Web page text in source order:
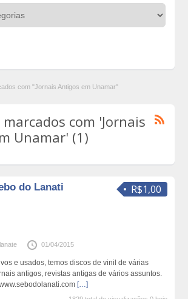
com "Jornais Antigos em Unamar"
com 'Jornais
Unamar' (1)
R$1,00
do Lanati
lanate 01/04/2015
e usados, temos discos de vinil de várias
antigos, revistas antigas de vários assuntos.
[…]